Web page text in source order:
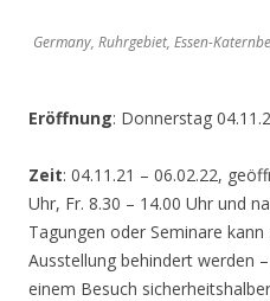
Germany, Ruhrgebiet, Essen-
Eröffnung: Donnerstag
Zeit: 04.11.21 – 06.02.22,
Uhr, Fr. 8.30 – 14.00 Uhr und
Tagungen oder Seminare
Ausstellung behindert werden
einem Besuch